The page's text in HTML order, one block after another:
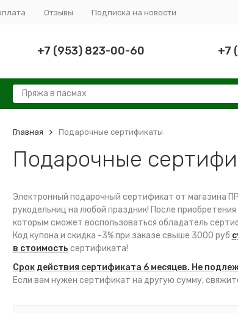
Отзывы Подписка на новости
+7 (953) 823-00-60 +7
Главная Подарочные сертификаты
Подарочные
Электронный подарочный сертификат от магазина
рукодельниц на любой праздник! После
которым сможет воспользоваться обладатель
Код купона и скидка -3% при заказе свыше 3000 руб
в стоимость сертификата!
Срок действия сертификата 6 месяцев. Не
Если вам нужен сертификат на другую сумму,